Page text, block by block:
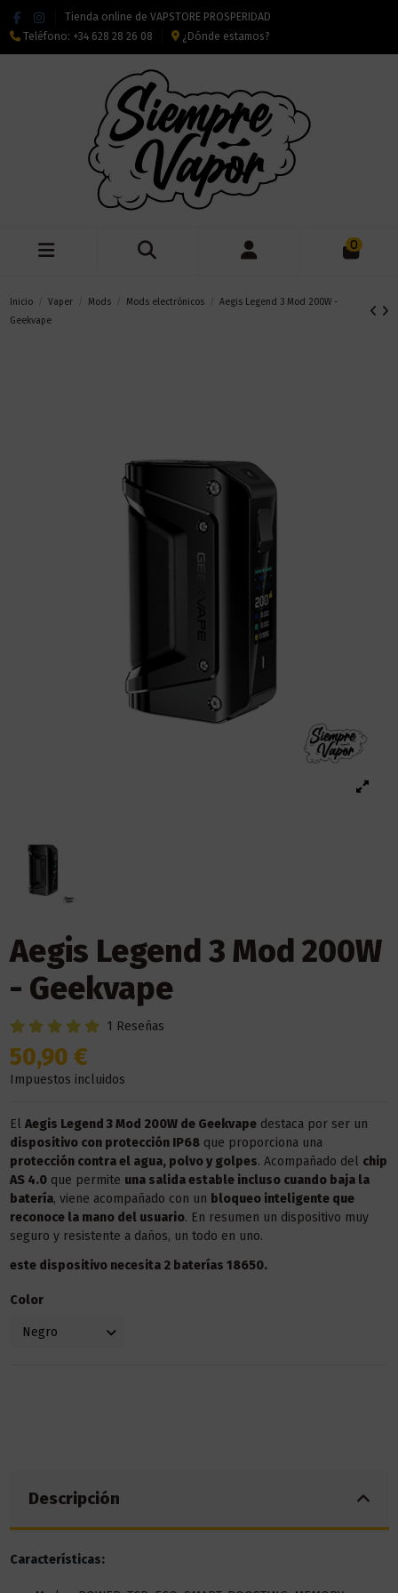
Tienda online de VAPSTORE PROSPERIDAD
Teléfono: +34 628 28 26 08 ¿Dónde estamos?
0
Inicio Vaper Mods Mods electrónicos
Aegis Legend 3 Mod 200W -
Geekvape
Aegis Legend 3 Mod 200W
- Geekvape
1 Reseñas
50,90 €
Impuestos incluidos
El Aegis Legend 3 Mod 200W de Geekvapedestaca por ser un
dispositivo con protección IP68que proporciona una
protección contra el agua, polvo y golpes. Acompañado del chip
AS 4.0que permite una salida estable incluso cuando baja la
batería, viene acompañado con un bloqueo inteligente que
reconoce la mano del usuario. En resumen un dispositivo muy
seguro y resistente a daños, un todo en uno.
este dispositivo necesita 2 baterías 18650.
Color
Descripción
Características: